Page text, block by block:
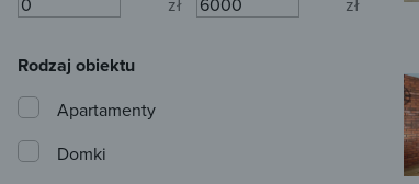
Rodzaj obiektu
Apartamenty
Domki